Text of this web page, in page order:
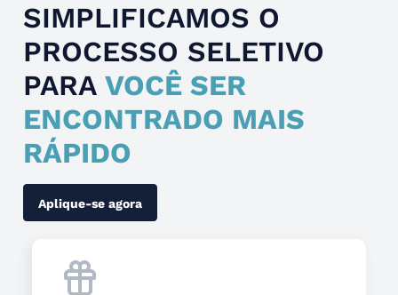
SIMPLIFICAMOS O
PROCESSO SELETIVO
PARA VOCÊ SER
ENCONTRADO MAIS
RÁPIDO
Aplique-se agora